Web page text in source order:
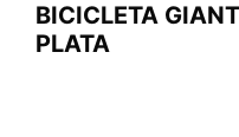
BICICLETA
PLATA